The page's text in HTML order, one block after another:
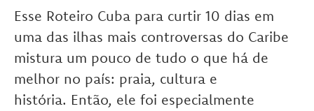
Esse Roteiro Cuba para curtir 10 dias em
uma das ilhas mais controversas do Caribe
mistura um pouco de tudo o que há de
melhor no país: praia, cultura e
história. Então, ele foi especialmente